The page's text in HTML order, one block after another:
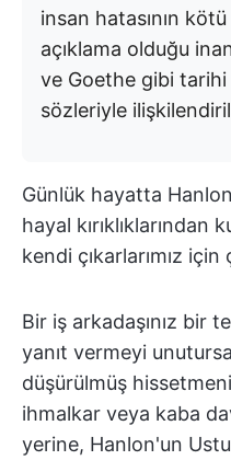
insan hatasının
açıklama olduğu
ve Goethe gibi
sözleriyle
Günlük hayatta
hayal
kendi çıkarlarımız için
Bir iş arkadaşınız bir
yanıt vermeyi
düşürülmüş
ihmalkar veya kaba
yerine, Hanlon'un